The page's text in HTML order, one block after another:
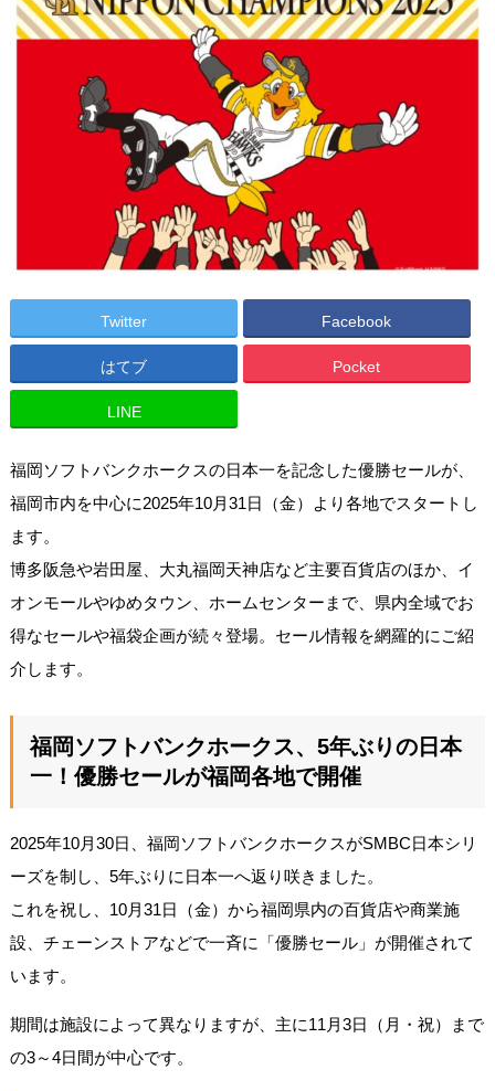
Twitter Facebook
はてブ Pocket
LINE
福岡ソフトバンクホークスの日本一を記念した優勝セールが、
福岡市内を中心に2025年10月31日（金）より各地でスタートし
ます。
博多阪急や岩田屋、大丸福岡天神店など主要百貨店のほか、イ
オンモールやゆめタウン、ホームセンターまで、県内全域でお
得なセールや福袋企画が続々登場。セール情報を網羅的にご紹
介します。
福岡ソフトバンクホークス、5年ぶりの日本
一！優勝セールが福岡各地で開催
2025年10月30日、福岡ソフトバンクホークスがSMBC日本シリ
ーズを制し、5年ぶりに日本一へ返り咲きました。
これを祝し、10月31日（金）から福岡県内の百貨店や商業施
設、チェーンストアなどで一斉に「優勝セール」が開催されて
います。
期間は施設によって異なりますが、主に11月3日（月・祝）まで
の3～4日間が中心です。